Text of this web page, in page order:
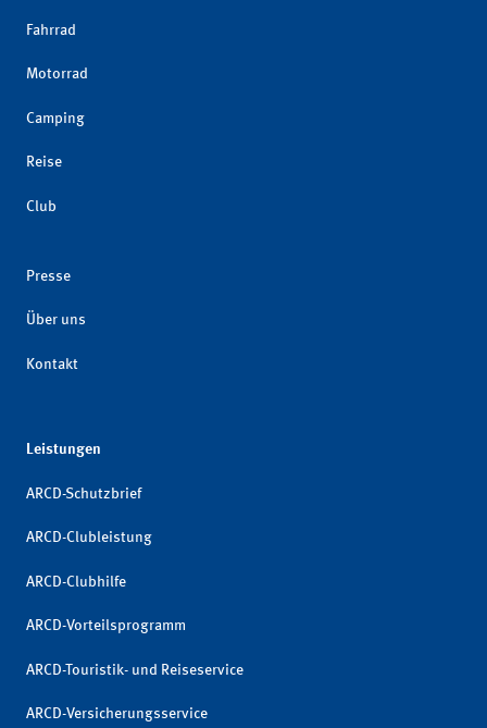
Fahrrad
Motorrad
Camping
Reise
Club
Presse
Über uns
Kontakt
Leistungen
ARCD-Schutzbrief
ARCD-Clubleistung
ARCD-Clubhilfe
ARCD-Vorteilsprogramm
ARCD-Touristik- und Reiseservice
ARCD-Versicherungsservice